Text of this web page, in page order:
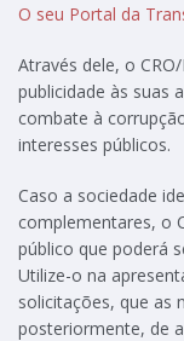
O seu Portal da
Através dele, o
publicidade às suas
combate à
interesses públicos.
Caso a sociedade
complementares, o
público que poderá
Utilize-o na
solicitações, que as
posteriormente, de